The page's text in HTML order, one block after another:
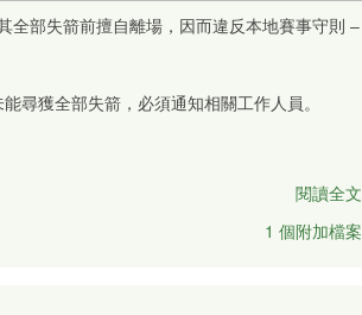
全部失箭前擅自離場，因而違反本地賽事守則 –
尋獲全部失箭，必須通知相關工作人員。
閱讀全文
1 個附加檔案